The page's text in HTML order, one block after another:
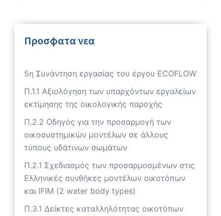
Προσφατα νεα
5η Συνάντηση εργασίας του έργου ECOFLOW
Π.1.1 Αξιολόγηση των υπαρχόντων εργαλείων
εκτίμησης της οικολογικής παροχής
Π.2.2 Οδηγός για την προσαρμογή των
οικοσυστημικών μοντέλων σε άλλους
τύπους υδάτινων σωμάτων
Π.2.1 Σχεδιασμός των προσαρμοσμένων στις
Ελληνικές συνθήκες μοντέλων οικοτόπων
και IFIM (2 water body types)
Π.3.1 Δείκτες καταλληλότητας οικοτόπων